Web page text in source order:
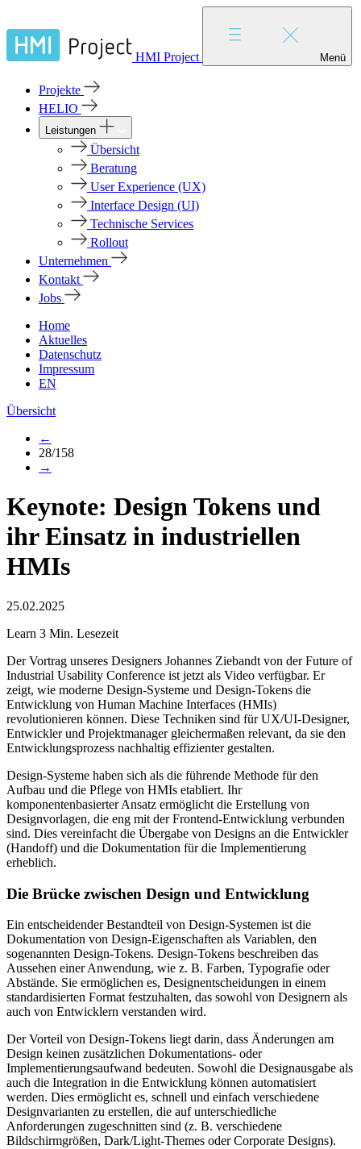
HMI Project Menü
Projekte
HELIO
Leistungen
Übersicht
Beratung
User Experience (UX)
Interface Design (UI)
Technische Services
Rollout
Unternehmen
Kontakt
Jobs
Home
Aktuelles
Datenschutz
Impressum
EN
Übersicht
←
28/158
→
Keynote: Design Tokens und
ihr Einsatz in industriellen
HMIs
25.02.2025
Learn 3 Min. Lesezeit
Der Vortrag unseres Designers Johannes Ziebandt von der Future of
Industrial Usability Conference ist jetzt als Video verfügbar. Er
zeigt, wie moderne Design-Systeme und Design-Tokens die
Entwicklung von Human Machine Interfaces (HMIs)
revolutionieren können. Diese Techniken sind für UX/UI-Designer,
Entwickler und Projektmanager gleichermaßen relevant, da sie den
Entwicklungsprozess nachhaltig effizienter gestalten.
Design-Systeme haben sich als die führende Methode für den
Aufbau und die Pflege von HMIs etabliert. Ihr
komponentenbasierter Ansatz ermöglicht die Erstellung von
Designvorlagen, die eng mit der Frontend-Entwicklung verbunden
sind. Dies vereinfacht die Übergabe von Designs an die Entwickler
(Handoff) und die Dokumentation für die Implementierung
erheblich.
Die Brücke zwischen Design und Entwicklung
Ein entscheidender Bestandteil von Design-Systemen ist die
Dokumentation von Design-Eigenschaften als Variablen, den
sogenannten Design-Tokens. Design-Tokens beschreiben das
Aussehen einer Anwendung, wie z. B. Farben, Typografie oder
Abstände. Sie ermöglichen es, Designentscheidungen in einem
standardisierten Format festzuhalten, das sowohl von Designern als
auch von Entwicklern verstanden wird.
Der Vorteil von Design-Tokens liegt darin, dass Änderungen am
Design keinen zusätzlichen Dokumentations- oder
Implementierungsaufwand bedeuten. Sowohl die Designausgabe als
auch die Integration in die Entwicklung können automatisiert
werden. Dies ermöglicht es, schnell und einfach verschiedene
Designvarianten zu erstellen, die auf unterschiedliche
Anforderungen zugeschnitten sind (z. B. verschiedene
Bildschirmgrößen, Dark/Light-Themes oder Corporate Designs).